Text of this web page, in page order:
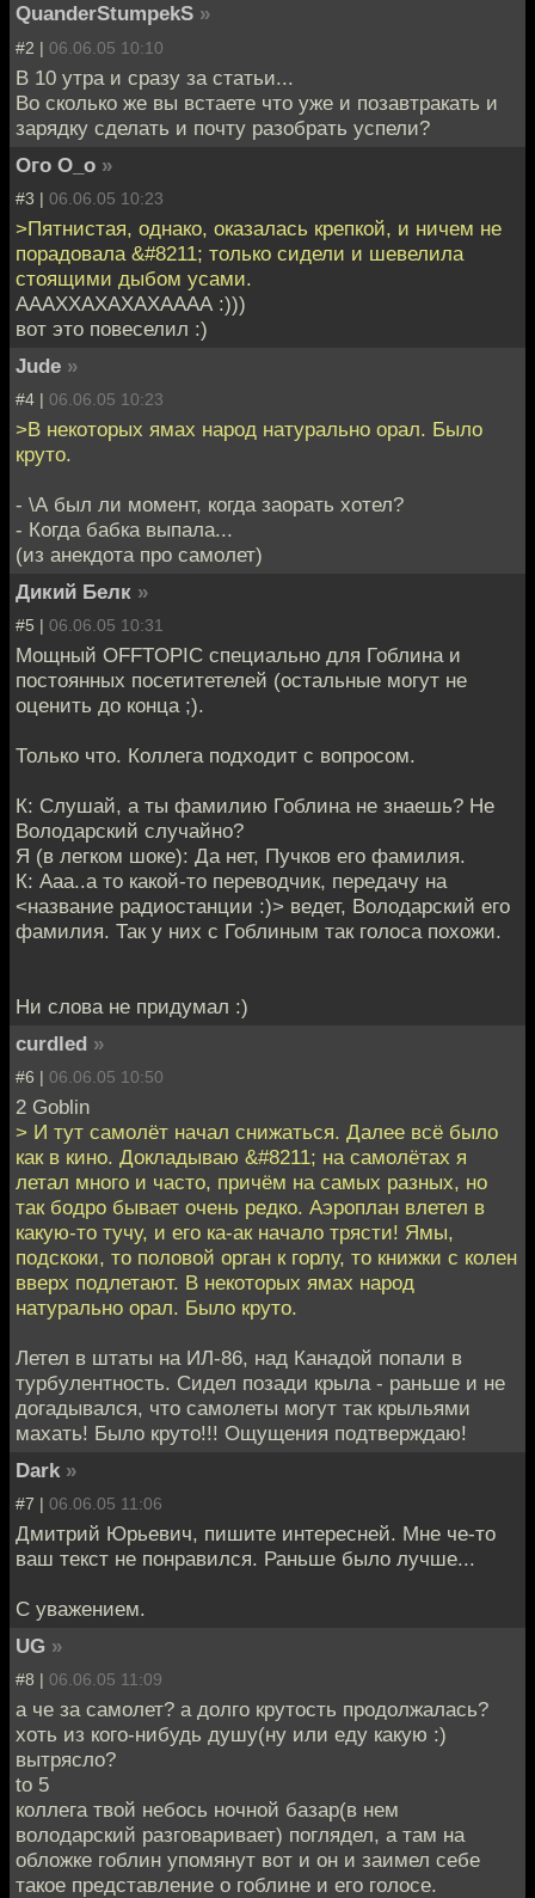
QuanderStumpekS »
#2 | 06.06.05 10:10
В 10 утра и сразу за статьи...
Во сколько же вы встаете что уже и позавтракать и
зарядку сделать и почту разобрать успели?
Ого О_о »
#3 | 06.06.05 10:23
>Пятнистая, однако, оказалась крепкой, и ничем не
порадовала &#8211; только сидели и шевелила
стоящими дыбом усами.
АААХХАХАХАХАААА :)))
вот это повеселил :)
Jude »
#4 | 06.06.05 10:23
>В некоторых ямах народ натурально орал. Было
круто.
- \А был ли момент, когда заорать хотел?
- Когда бабка выпала...
(из анекдота про самолет)
Дикий Белк »
#5 | 06.06.05 10:31
Мощный OFFTOPIC специально для Гоблина и
постоянных посетитетелей (остальные могут не
оценить до конца ;).
Только что. Коллега подходит с вопросом.
К: Слушай, а ты фамилию Гоблина не знаешь? Не
Володарский случайно?
Я (в легком шоке): Да нет, Пучков его фамилия.
К: Ааа..а то какой-то переводчик, передачу на
<название радиостанции :)> ведет, Володарский его
фамилия. Так у них с Гоблиным так голоса похожи.
Ни слова не придумал :)
curdled »
#6 | 06.06.05 10:50
2 Goblin
> И тут самолёт начал снижаться. Далее всё было
как в кино. Докладываю &#8211; на самолётах я
летал много и часто, причём на самых разных, но
так бодро бывает очень редко. Аэроплан влетел в
какую-то тучу, и его ка-ак начало трясти! Ямы,
подскоки, то половой орган к горлу, то книжки с колен
вверх подлетают. В некоторых ямах народ
натурально орал. Было круто.
Летел в штаты на ИЛ-86, над Канадой попали в
турбулентность. Сидел позади крыла - раньше и не
догадывался, что самолеты могут так крыльями
махать! Было круто!!! Ощущения подтверждаю!
Dark »
#7 | 06.06.05 11:06
Дмитрий Юрьевич, пишите интересней. Мне че-то
ваш текст не понравился. Раньше было лучше...
С уважением.
UG »
#8 | 06.06.05 11:09
а че за самолет? а долго крутость продолжалась?
хоть из кого-нибудь душу(ну или еду какую :)
вытрясло?
to 5
коллега твой небось ночной базар(в нем
володарский разговаривает) поглядел, а там на
обложке гоблин упомянут вот и он и заимел себе
такое представление о гоблине и его голосе.